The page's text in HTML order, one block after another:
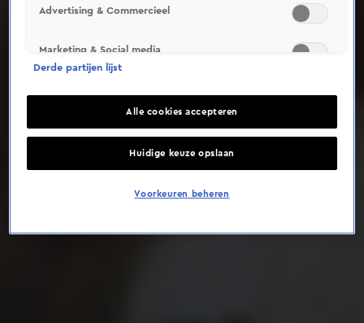
Advertising & Commercieel
Marketing & Social media
Derde partijen lijst
Alle cookies accepteren
Huidige keuze opslaan
Voorkeuren beheren